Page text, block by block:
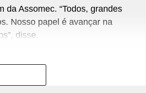
Assomec. “Todos, grandes
Nosso papel é avançar na
disse.